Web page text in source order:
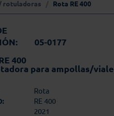
rotuladoras Rota RE 400
05-0177
400
para ampollas/
Rota
RE 400
2021